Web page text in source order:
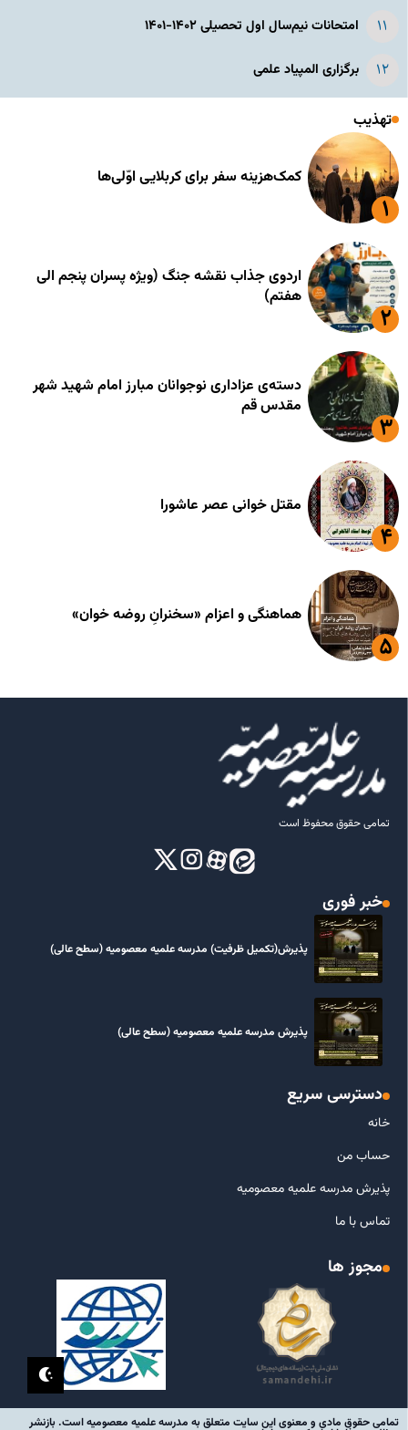
امتحانات نیم‌سال اول تحصیلی ۱۴۰۲-۱۴۰۱
برگزاری المپیاد علمی
تهذیب
کمک‌هزینه سفر برای کربلایی اوّلی‌ها
اردوی جذاب نقشه جنگ (ویژه پسران پنجم الی
هفتم)
دسته‌ی عزاداری نوجوانان مبارز امام شهید شهر
مقدس قم
مقتل خوانی عصر عاشورا
هماهنگی و اعزام «سخنرانِ روضه خوان»
تمامی حقوق محفوظ است
خبر فوری
پذیرش(تکمیل ظرفیت) مدرسه علمیه معصومیه‌ (سطح عالی)
پذیرش مدرسه علمیه معصومیه‌ (سطح عالی)
دسترسی سریع
خانه
حساب من
پذیرش مدرسه علمیه معصومیه
تماس با ما
مجوز ها
تمامی حقوق مادی و معنوی این سایت متعلق به مدرسه علمیه معصومیه است. بازنشر